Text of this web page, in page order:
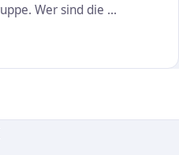
Wer sind die …